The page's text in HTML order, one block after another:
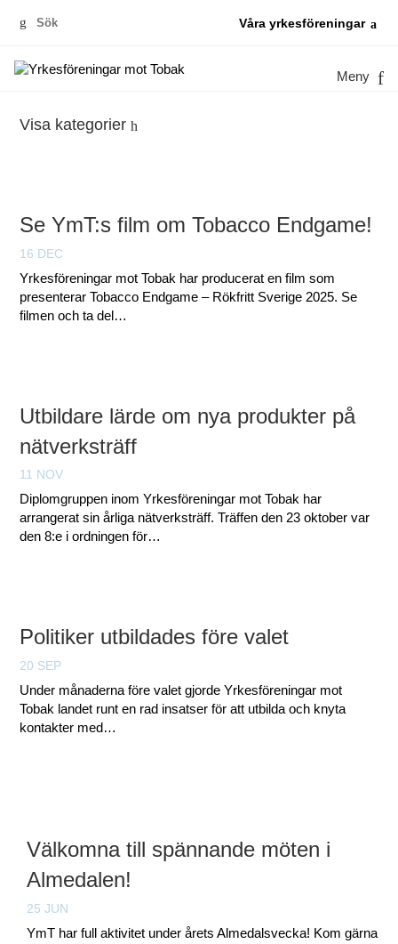
Sök
Våra yrkesföreningar
Meny
Visa kategorier
Se YmT:s film om Tobacco Endgame!
16 DEC
Yrkesföreningar mot Tobak har producerat en film som
presenterar Tobacco Endgame – Rökfritt Sverige 2025. Se
filmen och ta del…
Utbildare lärde om nya produkter på
nätverksträff
11 NOV
Diplomgruppen inom Yrkesföreningar mot Tobak har
arrangerat sin årliga nätverksträff. Träffen den 23 oktober var
den 8:e i ordningen för…
Politiker utbildades före valet
20 SEP
Under månaderna före valet gjorde Yrkesföreningar mot
Tobak landet runt en rad insatser för att utbilda och knyta
kontakter med…
Välkomna till spännande möten i
Almedalen!
25 JUN
YmT har full aktivitet under årets Almedalsvecka! Kom gärna